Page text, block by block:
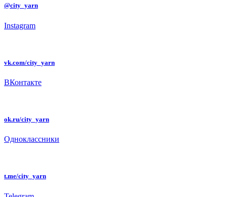
@city_yarn
Instagram
vk.com/city_yarn
ВКонтакте
ok.ru/city_yarn
Одноклассники
t.me/city_yarn